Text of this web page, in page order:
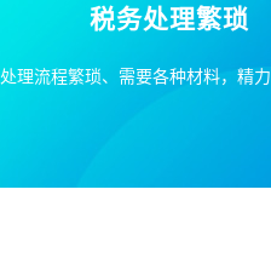
税务处理繁琐
处理流程繁琐、需要各种材料，精